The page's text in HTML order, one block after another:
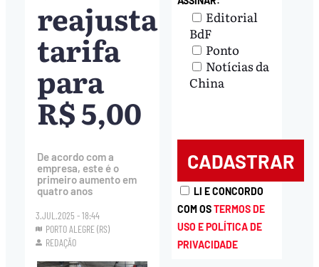
reajusta
tarifa
para
R$ 5,00
De acordo com a
empresa, este é o
primeiro aumento em
quatro anos
3.JUL.2025 - 18:44
PORTO ALEGRE (RS)
REDAÇÃO
Editorial
BdF
Ponto
Notícias da
China
LI E CONCORDO
COM OSTERMOS DE
USO E POLÍTICA DE
PRIVACIDADE